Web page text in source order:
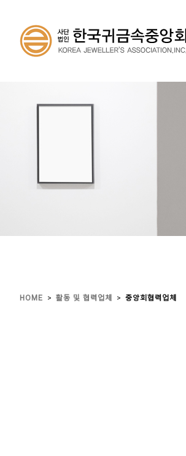
HOME > 활동 및 협력업체 > 중앙회협력업체